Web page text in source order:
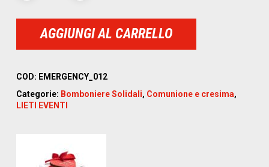
AGGIUNGI AL CARRELLO
COD: EMERGENCY_012
Categorie: Bomboniere Solidali, Comunione e cresima,
LIETI EVENTI